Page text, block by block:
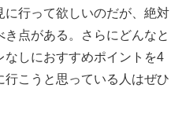
行って欲しいのだが、絶対
点がある。さらにどんなと
なしにおすすめポイントを4
こうと思っている人はぜひ